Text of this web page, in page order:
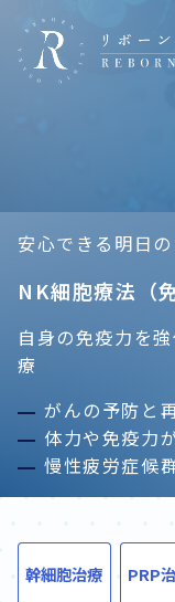
安心できる明日
NK細胞療法（
自身の免疫力を
療
がんの予防と
体力や免疫力
慢性疲労症候
幹細胞治療 PRP